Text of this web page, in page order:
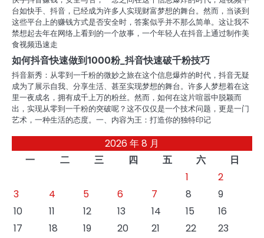
台如快手、抖音，已经成为许多人实现财富梦想的舞台。然而，当谈到
这些平台上的赚钱方式是否安全时，答案似乎并不那么简单。这让我不
禁想起去年在网络上看到的一个故事，一个年轻人在抖音上通过制作美
食视频迅速走
如何抖音快速做到1000粉_抖音快速破千粉技巧
抖音新秀：从零到一千粉的微妙之旅在这个信息爆炸的时代，抖音无疑
成为了展示自我、分享生活、甚至实现梦想的舞台。许多人梦想着在这
里一夜成名，拥有成千上万的粉丝。然而，如何在这片喧嚣中脱颖而
出，实现从零到一千粉的突破呢？这不仅仅是一个技术问题，更是一门
艺术，一种生活的态度。一、内容为王：打造你的独特印记
2026 年 8 月
一
二 三 四 五 六
日
1
2
3
4 5 6 7 8
9
10
11 12 13 14 15
16
17
18 19 20 21 22
23